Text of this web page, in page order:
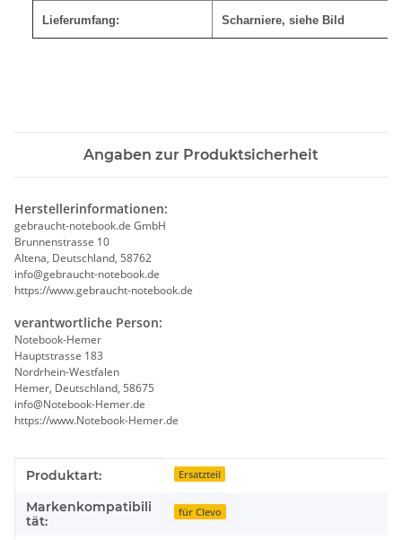
Lieferumfang: Scharniere, siehe Bild
Angaben zur Produktsicherheit
Herstellerinformationen:
gebraucht-notebook.de GmbH
Brunnenstrasse 10
Altena, Deutschland, 58762
info@gebraucht-notebook.de
https://www.gebraucht-notebook.de
verantwortliche Person:
Notebook-Hemer
Hauptstrasse 183
Nordrhein-Westfalen
Hemer, Deutschland, 58675
info@Notebook-Hemer.de
https://www.Notebook-Hemer.de
Produkteigenschaft
Wert
Produktart: Ersatzteil
Markenkompatibili
tät:
für Clevo